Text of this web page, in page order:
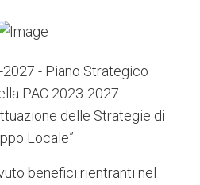
2027 - Piano Strategico
PAC 2023-2027
delle Strategie di
Locale”
benefici rientranti nel